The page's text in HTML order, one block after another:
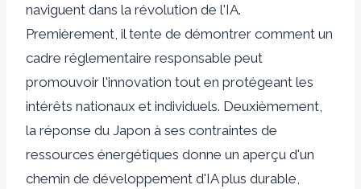
naviguent dans la révolution de l'IA.
Premièrement, il tente de démontrer comment un
cadre réglementaire responsable peut
promouvoir l'innovation tout en protégeant les
intérêts nationaux et individuels. Deuxièmement,
la réponse du Japon à ses contraintes de
ressources énergétiques donne un aperçu d'un
chemin de développement d'IA plus durable,